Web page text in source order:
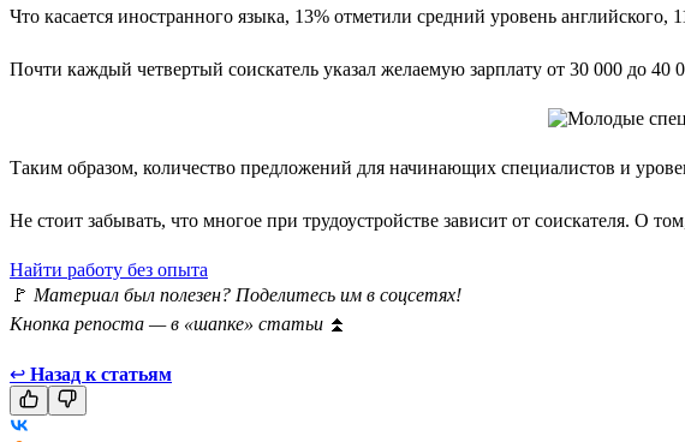
Что касается иностранного языка, 13% отметили средний уровень
Почти каждый четвертый соискатель указал желаемую зарплату от 30 000 до
Таким образом, количество предложений для начинающих специалистов и
Не стоит забывать, что многое при трудоустройстве зависит от соискателя. О
Найти работу без опыта
🚩 Материал был полезен? Поделитесь им в соцсетях!
Кнопка репоста — в «шапке» статьи ⏫
↩ Назад к статьям